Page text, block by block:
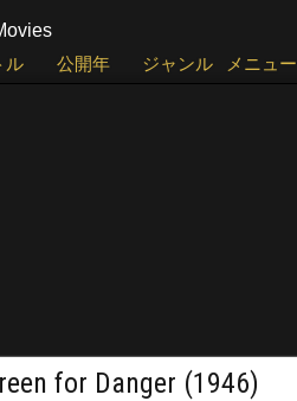
ル 公開年 ジャンル メニュー
for Danger (1946)